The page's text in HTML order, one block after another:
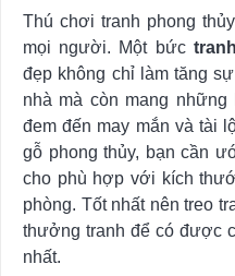
Thú chơi tranh phong
mọi người. Một bức
đẹp không chỉ làm tăng
nhà mà còn mang những
đem đến may mắn và tài
gỗ phong thủy, bạn cần
cho phù hợp với kích
phòng. Tốt nhất nên treo
thưởng tranh để có được
nhất.